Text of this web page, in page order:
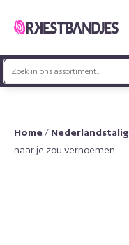
Zoeken
naar:
Home / Nederlandstalig
naar je zou vernoemen